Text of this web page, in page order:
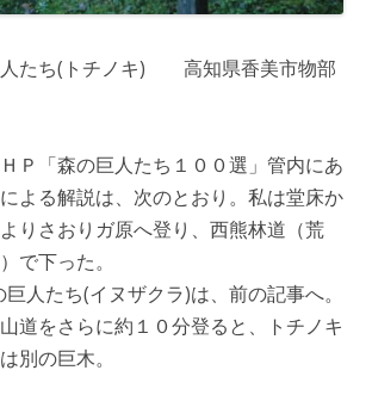
人たち(トチノキ) 高知県香美市物部
Ｐ「森の巨人たち１００選」管内にあ
よる解説は、次のとおり。私は堂床か
りさおりガ原へ登り、西熊林道（荒
下った。
人たち(イヌザクラ)は、前の記事へ。
道をさらに約１０分登ると、トチノキ
別の巨木。